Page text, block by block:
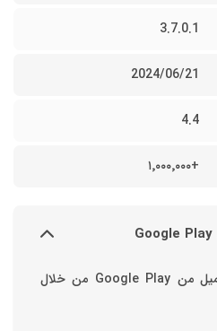
3.7.0.1
21‏/06‏/2024
4.4
+١٬٠٠٠٬٠٠٠
هذا التطبيق الرائع يتم تحميل من Google Play من خلال